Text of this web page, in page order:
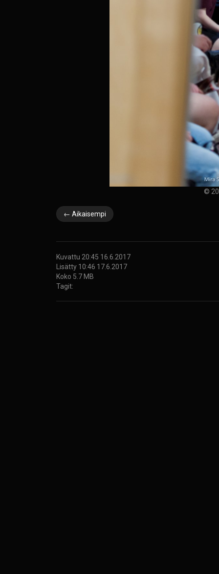
©
← Aikaisempi
Kuvattu 20:45 16.6.2017
Lisätty 10:46 17.6.2017
Koko 5.7 MB
Tagit: